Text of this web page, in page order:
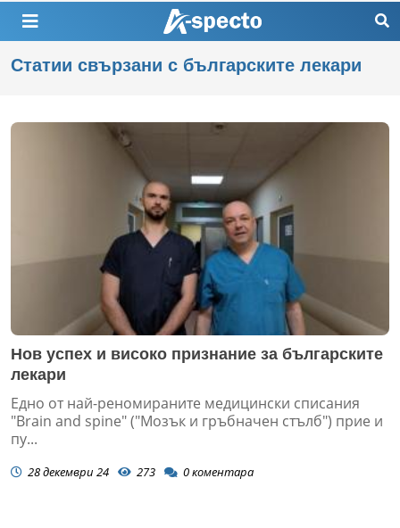
Статии свързани с българските лекари
Нов успех и високо признание за българските
лекари
Едно от най-реномираните медицински списания
"Brain and spine" ("Мозък и гръбначен стълб") прие и
пу...
28 декември 24 273 0коментара